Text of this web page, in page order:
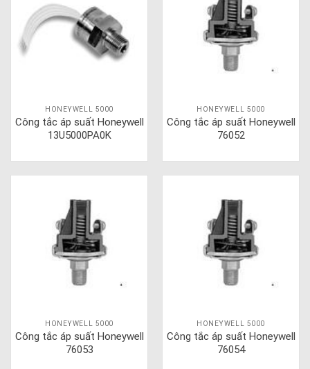
HONEYWELL 5000
Công tắc áp suất Honeywell
13U5000PA0K
HONEYWELL 5000
Công tắc áp suất Honeywell
76052
HONEYWELL 5000
Công tắc áp suất Honeywell
76053
HONEYWELL 5000
Công tắc áp suất Honeywell
76054